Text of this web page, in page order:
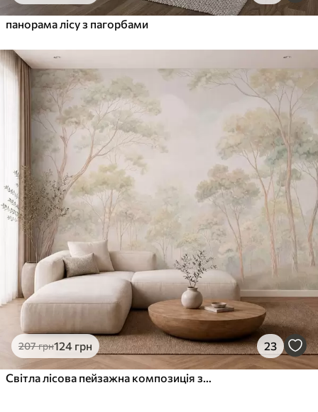
панорама лісу з пагорбами
207грн124 грн 23
Світла лісова пейзажна композиція з високими деревами